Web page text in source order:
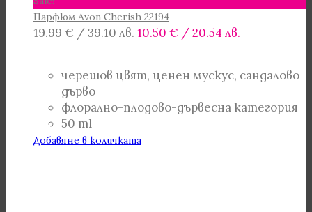
Парфюм Avon Cherish 22194
19.99€/ 39.10 лв.Original
19.99 €
39.10 лв..
10.50 € / 20.54 лв.
10.50 €
20.54 лв..
черешов цвят, ценен мускус, сандалово
дърво
флорално-плодово-дървесна категория
50 ml
Добавяне в количката